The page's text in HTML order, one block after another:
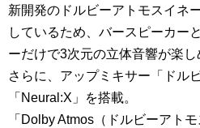
新開発のドルビーアトモスイネ
しているため、バースピーカー
ーだけで3次元の立体音響が楽し
さらに、アップミキサー「ドル
「Neural:X」を搭載。
「 Dolby Atmos（ドルビーアトモ